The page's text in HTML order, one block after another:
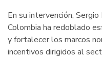
En su intervención,
Colombia ha redoblado
y fortalecer los marcos
incentivos dirigidos al